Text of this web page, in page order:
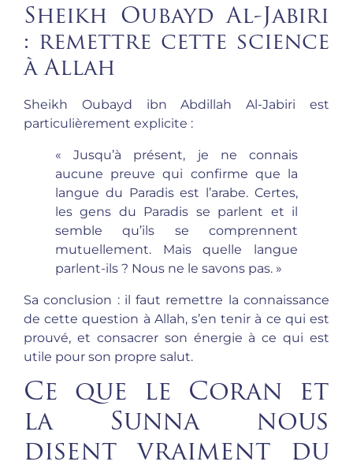
Sheikh Oubayd Al-Jabiri
: remettre cette science
à Allah
Sheikh Oubayd ibn Abdillah Al-Jabiri est
particulièrement explicite :
« Jusqu’à présent, je ne connais
aucune preuve qui confirme que la
langue du Paradis est l’arabe. Certes,
les gens du Paradis se parlent et il
semble qu’ils se comprennent
mutuellement. Mais quelle langue
parlent-ils ? Nous ne le savons pas. »
Sa conclusion : il faut remettre la connaissance
de cette question à Allah, s’en tenir à ce qui est
prouvé, et consacrer son énergie à ce qui est
utile pour son propre salut.
Ce que le Coran et
la Sunna nous
disent vraiment du